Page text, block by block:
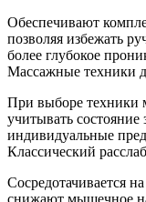
Обеспечивают
позволяя избежать
более глубокое
Массажные техники
При выборе техники
учитывать
индивидуальные
Классический
Сосредотачивается
снижают мышечное